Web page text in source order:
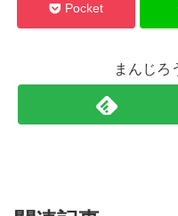
Pocket
まんじろ